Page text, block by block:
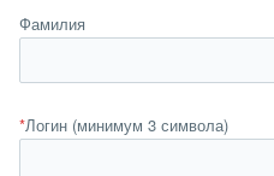
Фамилия
*Логин (минимум 3 символа)